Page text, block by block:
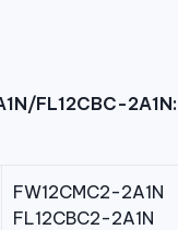
FL12CBC-2A1N:
FW12CMC2-2A1N
FL12CBC2-2A1N